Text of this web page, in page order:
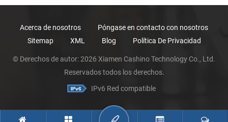
Acerca de nosotros
Póngase en contacto con nosotros
Sitemap
XML Blog Política De Privacidad
© Derechos de autor: 2026 Xiamen Cashino Technology Co., Ltd.
Reservados todos los derechos.
IPv6 Red compatible